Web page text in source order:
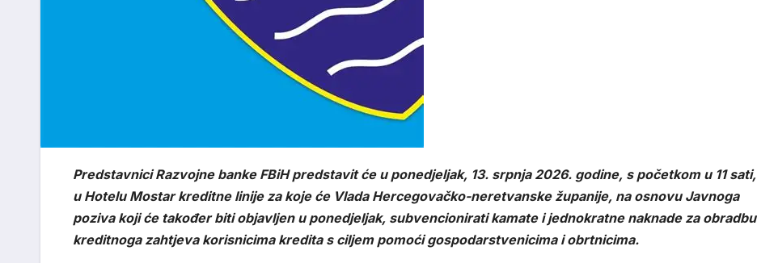
Predstavnici Razvojne banke FBiH predstavit će u ponedjeljak, 13. srpnja 2026. godine, s početkom u 11 sati,
u Hotelu Mostar kreditne linije za koje će Vlada Hercegovačko-neretvanske županije, na osnovu Javnoga
poziva koji će također biti objavljen u ponedjeljak, subvencionirati kamate i jednokratne naknade za obradbu
kreditnoga zahtjeva korisnicima kredita s ciljem pomoći gospodarstvenicima i obrtnicima.